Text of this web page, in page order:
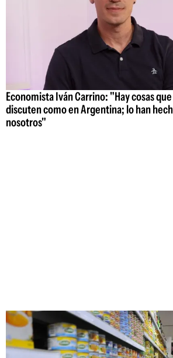
Economista Iván Carrino: "Hay cosas
discuten como en Argentina; lo han
nosotros"